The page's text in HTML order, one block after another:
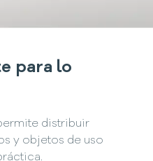
para lo
distribuir
y objetos de uso